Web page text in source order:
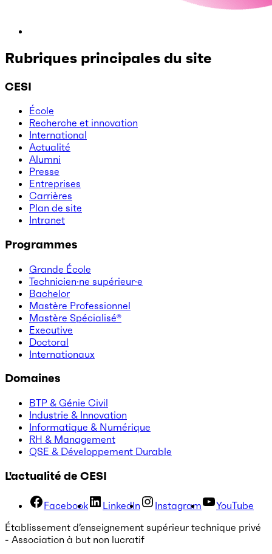
Rubriques principales du site
CESI
École
Recherche et innovation
International
Actualité
Alumni
Presse
Entreprises
Carrières
Plan de site
Intranet
Programmes
Grande École
Technicien·ne supérieur·e
Bachelor
Mastère Professionnel
Mastère Spécialisé®
Executive
Doctoral
Internationaux
Domaines
BTP & Génie Civil
Industrie & Innovation
Informatique & Numérique
RH & Management
QSE & Développement Durable
L'actualité de CESI
Facebook LinkedIn Instagram
YouTube
Établissement d’enseignement supérieur technique privé
- Association à but non lucratif